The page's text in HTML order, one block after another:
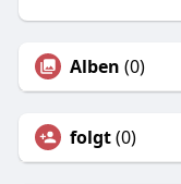
Alben (0)
folgt(0)